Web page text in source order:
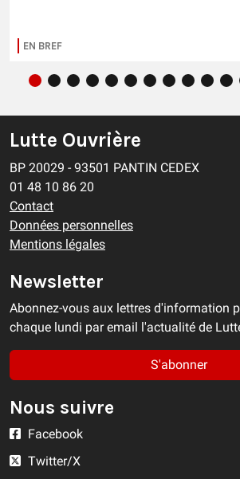
EN BREF
Lutte Ouvrière
BP 20029 - 93501 PANTIN CEDEX
01 48 10 86 20
Contact
Données personnelles
Mentions légales
Newsletter
Abonnez-vous aux lettres d'information
chaque lundi par email l'actualité de
S'abonner
Nous suivre
Facebook
Twitter/X